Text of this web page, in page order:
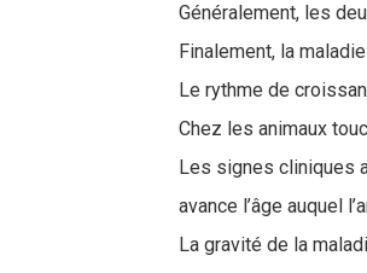
Généralement, les
Finalement, la
Le rythme de
Chez les animaux
Les signes cliniques
avance l’âge auquel
La gravité de la